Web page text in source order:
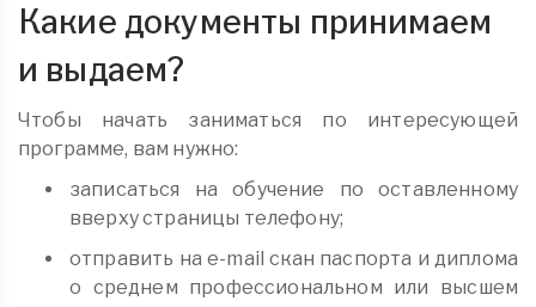
Какие документы принимаем
и выдаем?
Чтобы начать заниматься по интересующей
программе, вам нужно:
записаться на обучение по оставленному
вверху страницы телефону;
отправить на e-mail скан паспорта и диплома
о среднем профессиональном или высшем